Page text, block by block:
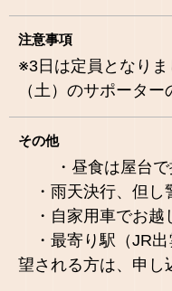
注意事項
※3日は定員となり
（土）のサポータ
その他
・昼食は屋台で
・雨天決行、但し
・自家用車でお越
・最寄り駅（JR出
望される方は、申し